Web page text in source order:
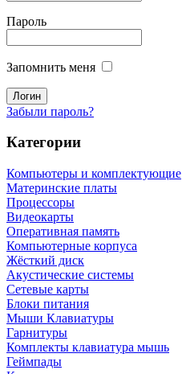
Пароль
Запомнить меня
Забыли пароль?
Категории
Компьютеры и комплектующие
Материнские платы
Процессоры
Видеокарты
Оперативная память
Компьютерные корпуса
Жёсткий диск
Акустические системы
Сетевые карты
Блоки питания
Мыши Клавиатуры
Гарнитуры
Комплекты клавиатура мышь
Геймпады